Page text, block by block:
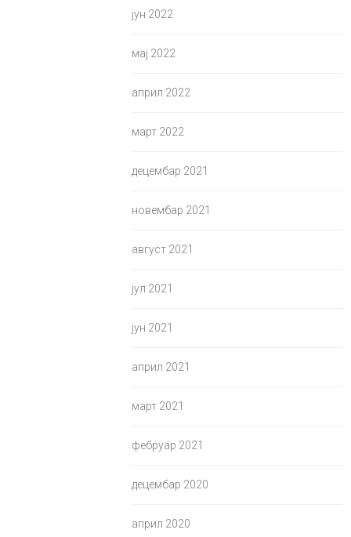
јун 2022
мај 2022
април 2022
март 2022
децембар 2021
новембар 2021
август 2021
јул 2021
јун 2021
април 2021
март 2021
фебруар 2021
децембар 2020
април 2020